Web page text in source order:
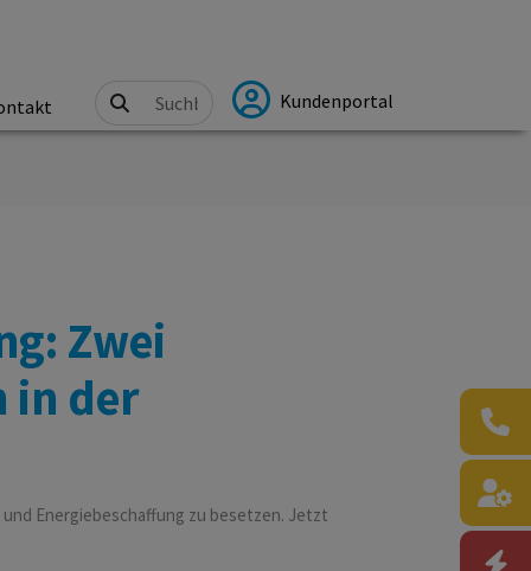
Kundenportal
Zwei
in der
Energiebeschaffung zu besetzen. Jetzt